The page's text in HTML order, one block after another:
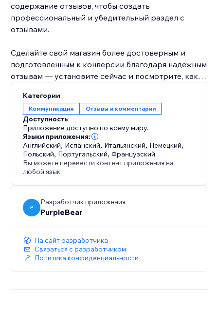
содержание отзывов, чтобы создать
профессиональный и убедительный раздел с
отзывами.
Сделайте свой магазин более достоверным и
подготовленным к конверсии благодаря надежным
отзывам — установите сейчас и посмотрите, как
Категории
Коммуникация Отзывы и комментарии
Доступность
Приложение доступно по всему миру.
Языки приложения:
Английский, Испанский, Итальянский, Немецкий,
Польский, Португальский,Французский
Вы можете перевести контент приложения на
любой язык.
P
Разработчик приложения
PurpleBear
На сайт разработчика
Связаться с разработчиком
Политика конфиденциальности